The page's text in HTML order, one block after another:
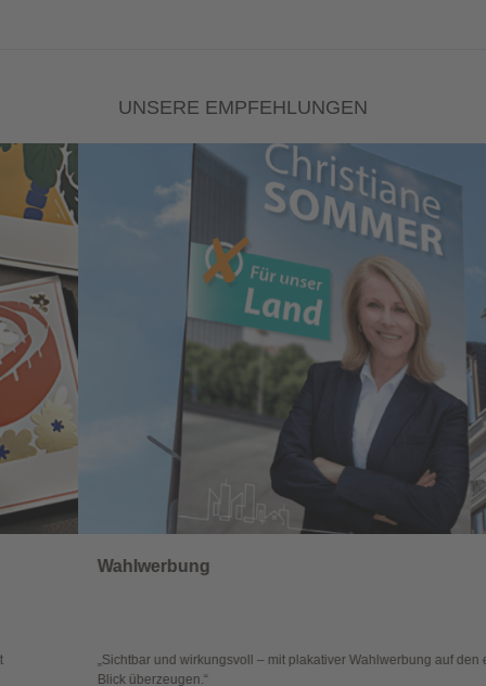
UNSERE EMPFEHLUNGEN
Wahlwerbung
„Sichtbar und wirkungsvoll – mit plakativer Wahlwerbung auf den ersten
Blick überzeugen.“